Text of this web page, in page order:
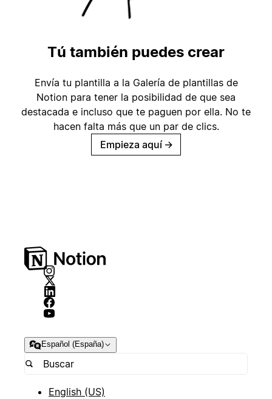
Tú también puedes crear
Envía tu plantilla a la Galería de plantillas de
Notion para tener la posibilidad de que sea
destacada e incluso que te paguen por ella. No te
hacen falta más que un par de clics.
Empieza aquí →
Español (España)
English (US)